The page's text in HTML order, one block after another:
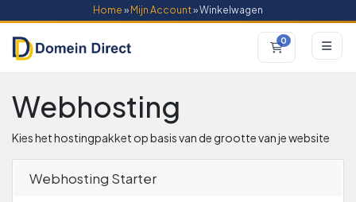
Home » Mijn Account» Winkelwagen
0Winkelwagen
Webhosting
Kies het hostingpakket op basis van de grootte van je website
Webhosting Starter